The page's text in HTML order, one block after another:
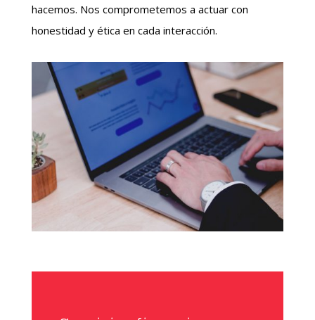
hacemos. Nos comprometemos a actuar con
honestidad y ética en cada interacción.